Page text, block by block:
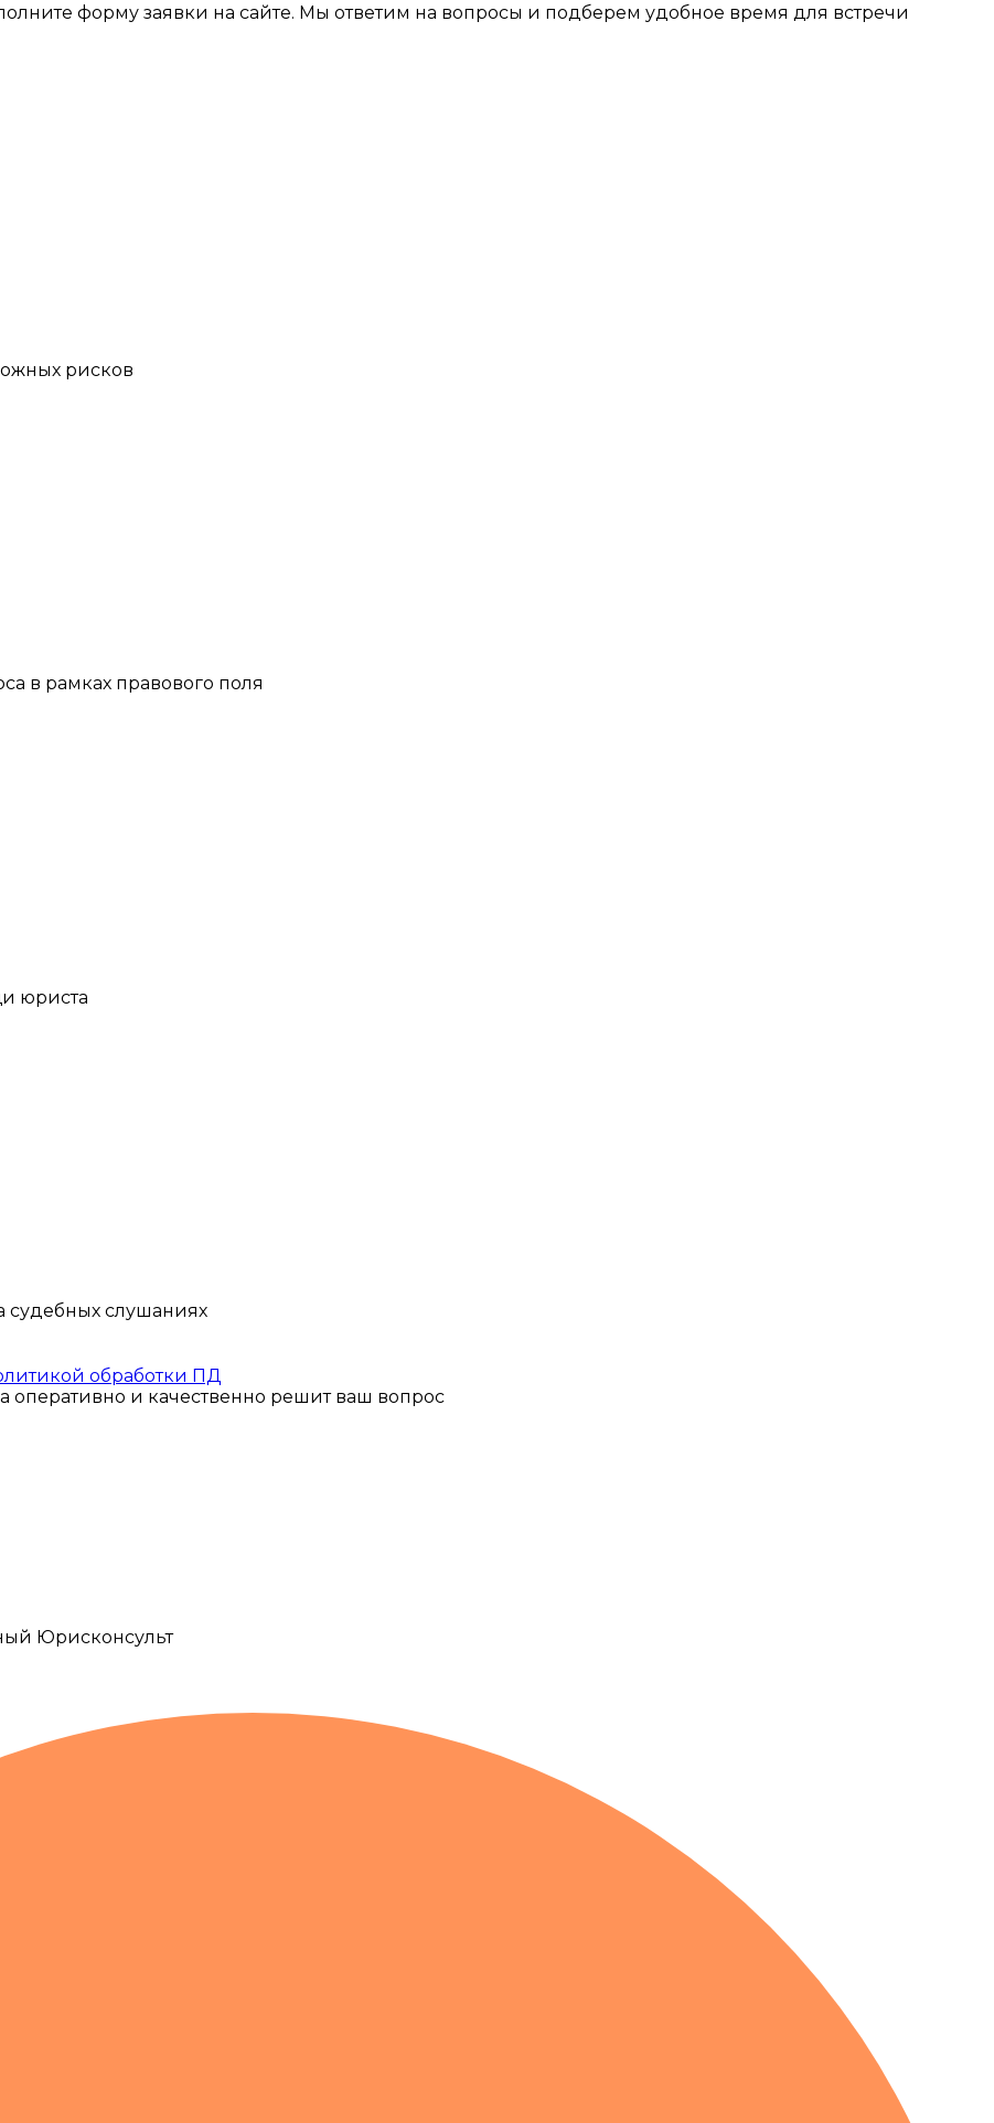
форму заявки на сайте. Мы ответим на вопросы и подберем удобное время для встречи
рисков
в рамках правового поля
юриста
слушаниях
обработки ПД
оперативно и качественно решит ваш вопрос
Юрисконсульт